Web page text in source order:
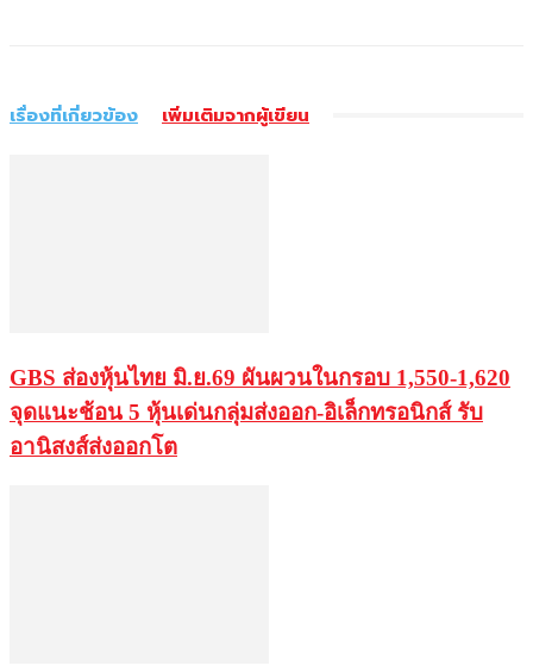
เรื่องที่เกี่ยวข้อง เพิ่มเติมจากผู้เขียน
GBS ส่องหุ้นไทย มิ.ย.69 ผันผวนในกรอบ 1,550-1,620
จุดแนะช้อน 5 หุ้นเด่นกลุ่มส่งออก-อิเล็กทรอนิกส์ รับ
อานิสงส์ส่งออกโต